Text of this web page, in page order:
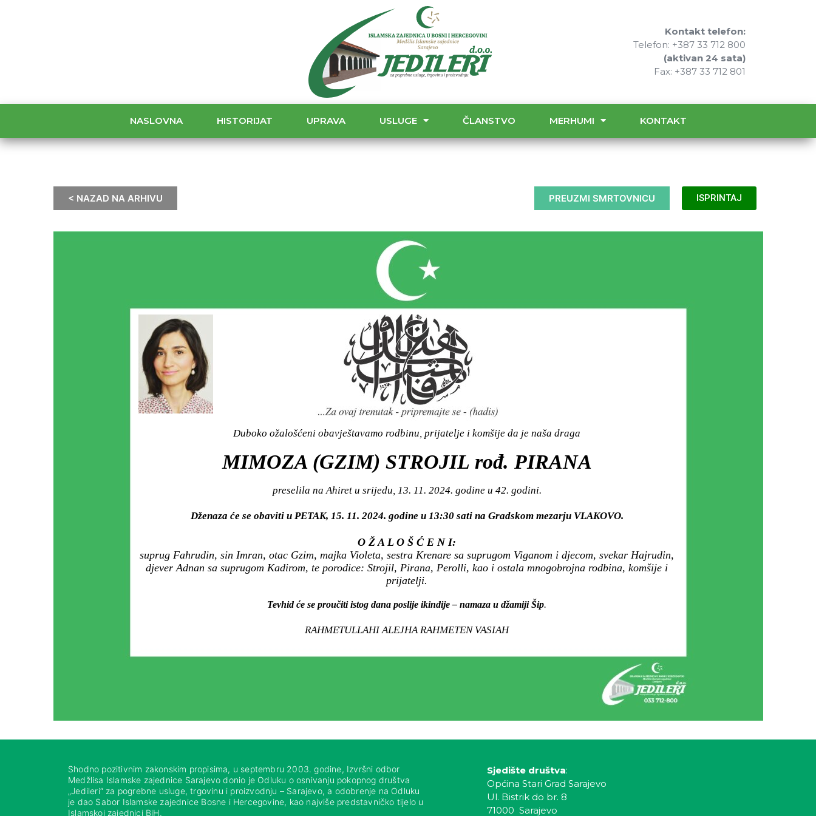
Kontakt telefon:
Telefon: +387 33 712 800
(aktivan 24 sata)
Fax: +387 33 712 801
NASLOVNA HISTORIJAT UPRAVA USLUGE ČLANSTVO MERHUMI KONTAKT
< NAZAD NA ARHIVU PREUZMI SMRTOVNICU ISPRINTAJ
Duboko ožalošćeni obavještavamo rodbinu, prijatelje i komšije da je naša draga
MIMOZA (GZIM) STROJIL rođ. PIRANA
preselila na Ahiret u srijedu, 13. 11. 2024. godine u 42. godini.
Dženaza će se obaviti u PETAK, 15. 11. 2024. godine u 13:30 sati na Gradskom mezarju VLAKOVO.
O Ž A L O Š Ć E N I:
suprug Fahrudin, sin Imran, otac Gzim, majka Violeta, sestra Krenare sa suprugom Viganom i djecom, svekar Hajrudin,
djever Adnan sa suprugom Kadirom, te porodice: Strojil, Pirana, Perolli, kao i ostala mnogobrojna rodbina, komšije i
prijatelji.
Tevhid će se proučiti istog dana poslije ikindije – namaza u džamiji Šip.
RAHMETULLAHI ALEJHA RAHMETEN VASIAH
Shodno pozitivnim zakonskim propisima, u septembru 2003. godine, Izvršni odbor
Medžlisa Islamske zajednice Sarajevo donio je Odluku o osnivanju pokopnog društva
„Jedileri“ za pogrebne usluge, trgovinu i proizvodnju – Sarajevo, a odobrenje na Odluku
je dao Sabor Islamske zajednice Bosne i Hercegovine, kao najviše predstavničko tijelo u
Islamskoj zajednici BiH.
Sjedište društva:
Općina Stari Grad Sarajevo
Ul. Bistrik do br. 8
71000 Sarajevo